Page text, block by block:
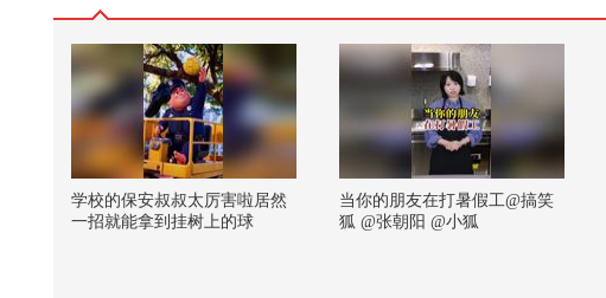
学校的保安叔叔太厉害啦居然
一招就能拿到挂树上的球
当你的朋友在打暑假工@搞笑
狐 @张朝阳 @小狐